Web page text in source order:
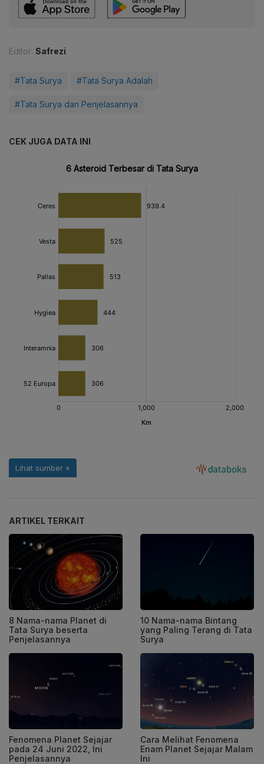
Editor: Safrezi
#Tata Surya #Tata Surya Adalah
#Tata Surya dan Penjelasannya
CEK JUGA DATA INI
ARTIKEL TERKAIT
8 Nama-nama Planet di
Tata Surya beserta
Penjelasannya
10 Nama-nama Bintang
yang Paling Terang di Tata
Surya
Fenomena Planet Sejajar
pada 24 Juni 2022, Ini
Penjelasannya
Cara Melihat Fenomena
Enam Planet Sejajar Malam
Ini